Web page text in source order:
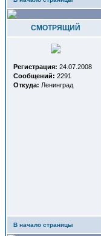
СМОТРЯЩИЙ
Регистрация: 24.07.2008
Сообщений: 2291
Откуда: Ленинград
В начало страницы